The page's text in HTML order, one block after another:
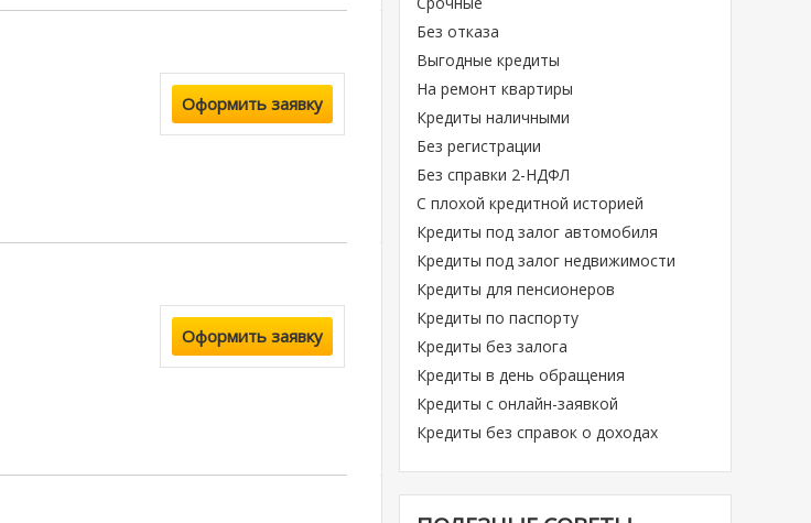
Оформить заявку
Оформить заявку
Без отказа
Выгодные кредиты
На ремонт квартиры
Кредиты наличными
Без регистрации
Без справки 2-НДФЛ
С плохой кредитной историей
Кредиты под залог автомобиля
Кредиты под залог недвижимости
Кредиты для пенсионеров
Кредиты по паспорту
Кредиты без залога
Кредиты в день обращения
Кредиты с онлайн-заявкой
Кредиты без справок о доходах